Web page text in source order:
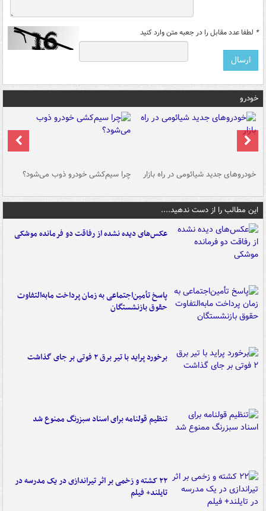
* لطفا عدد مقابل را در جعبه متن وارد کنید
خودرو
خودروهای جدید شیائومی در راه بازار چرا سیم‌کشی خودرو ذوب می‌شود؟
این مطالب را از دست ندهید....
عکس‌های دیده نشده از رفاقت دو فرمانده‌ موشکی
پاسخ تأمین‌اجتماعی به زمان پرداخت مابه‌التفاوت
حقوق بازنشستگان
برخورد پراید با تیر برق ۲ فوتی بر جای گذاشت
تنظیم قولنامه برای اسناد سبزرنگ ممنوع شد
۲۲ کشته و زخمی بر اثر تیراندازی در یک مدرسه در
تایلند+ فیلم